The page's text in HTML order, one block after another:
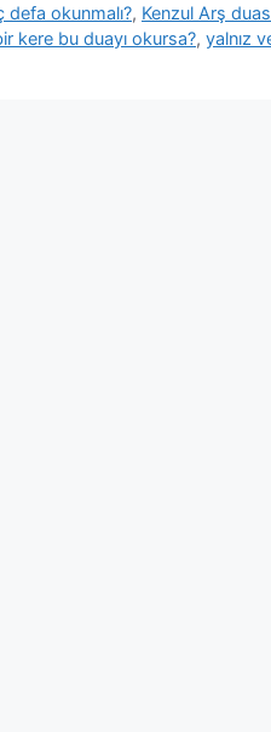
defa okunmalı?, Kenzul Arş
kere bu duayı okursa?, yalnız